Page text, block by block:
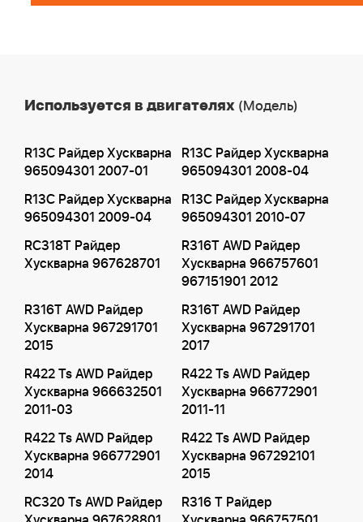
Используется в двигателях (Модель)
R13C Райдер Хускварна
965094301 2007-01
R13C Райдер Хускварна
965094301 2008-04
R13C Райдер Хускварна
965094301 2009-04
R13C Райдер Хускварна
965094301 2010-07
RC318T Райдер
Хускварна 967628701
R316T AWD Райдер
Хускварна 966757601
967151901 2012
R316T AWD Райдер
Хускварна 967291701
2015
R316T AWD Райдер
Хускварна 967291701
2017
R422 Ts AWD Райдер
Хускварна 966632501
2011-03
R422 Ts AWD Райдер
Хускварна 966772901
2011-11
R422 Ts AWD Райдер
Хускварна 966772901
2014
R422 Ts AWD Райдер
Хускварна 967292101
2015
RC320 Ts AWD Райдер
R316 T Райдер